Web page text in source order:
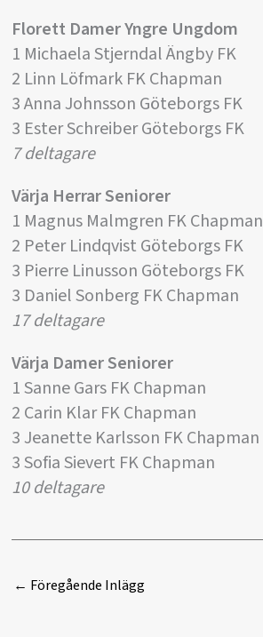
Florett Damer Yngre Ungdom
1 Michaela Stjerndal Ängby FK
2 Linn Löfmark FK Chapman
3 Anna Johnsson Göteborgs FK
3 Ester Schreiber Göteborgs FK
7 deltagare
Värja Herrar Seniorer
1 Magnus Malmgren FK Chapman
2 Peter Lindqvist Göteborgs FK
3 Pierre Linusson Göteborgs FK
3 Daniel Sonberg FK Chapman
17 deltagare
Värja Damer Seniorer
1 Sanne Gars FK Chapman
2 Carin Klar FK Chapman
3 Jeanette Karlsson FK Chapman
3 Sofia Sievert FK Chapman
10 deltagare
← Föregående Inlägg